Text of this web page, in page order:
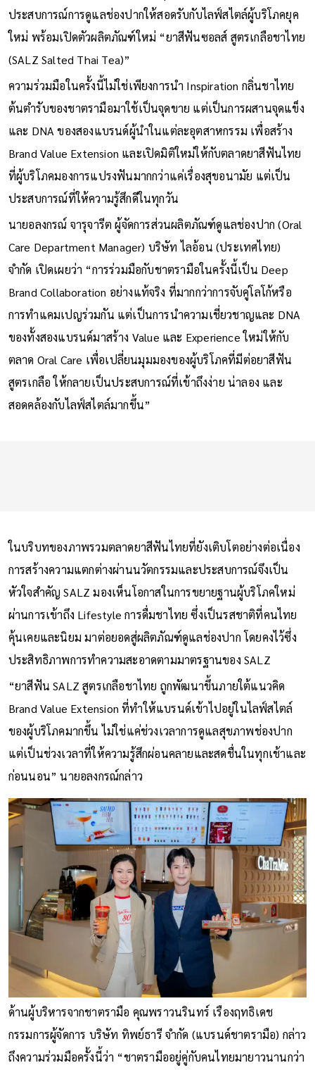
ประสบการณ์การดูแลช่องปากให้สอดรับกับไลฟ์สไตล์ผู้บริโภคยุค
ใหม่ พร้อมเปิดตัวผลิตภัณฑ์ใหม่ “ยาสีฟันซอลส์ สูตรเกลือชาไทย
(SALZ Salted Thai Tea)”
ความร่วมมือในครั้งนี้ไม่ใช่เพียงการนำ Inspiration กลิ่นชาไทย
ต้นตำรับของชาตรามือมาใช้เป็นจุดขาย แต่เป็นการผสานจุดแข็ง
และ DNA ของสองแบรนด์ผู้นำในแต่ละอุตสาหกรรม เพื่อสร้าง
Brand Value Extension และเปิดมิติใหม่ให้กับตลาดยาสีฟันไทย
ที่ผู้บริโภคมองการแปรงฟันมากกว่าแค่เรื่องสุขอนามัย แต่เป็น
ประสบการณ์ที่ให้ความรู้สึกดีในทุกวัน
นายอลงกรณ์ จารุจารีต ผู้จัดการส่วนผลิตภัณฑ์ดูแลช่องปาก (Oral
Care Department Manager) บริษัท ไลอ้อน (ประเทศไทย)
จำกัด เปิดเผยว่า “การร่วมมือกับชาตรามือในครั้งนี้เป็น Deep
Brand Collaboration อย่างแท้จริง ที่มากกว่าการจับคู่โลโก้หรือ
การทำแคมเปญร่วมกัน แต่เป็นการนำความเชี่ยวชาญและ DNA
ของทั้งสองแบรนด์มาสร้าง Value และ Experience ใหม่ให้กับ
ตลาด Oral Care เพื่อเปลี่ยนมุมมองของผู้บริโภคที่มีต่อยาสีฟัน
สูตรเกลือ ให้กลายเป็นประสบการณ์ที่เข้าถึงง่าย น่าลอง และ
สอดคล้องกับไลฟ์สไตล์มากขึ้น”
ในบริบทของภาพรวมตลาดยาสีฟันไทยที่ยังเติบโตอย่างต่อเนื่อง
การสร้างความแตกต่างผ่านนวัตกรรมและประสบการณ์จึงเป็น
หัวใจสำคัญ SALZ มองเห็นโอกาสในการขยายฐานผู้บริโภคใหม่
ผ่านการเข้าถึง Lifestyle การดื่มชาไทย ซึ่งเป็นรสชาติที่คนไทย
คุ้นเคยและนิยม มาต่อยอดสู่ผลิตภัณฑ์ดูแลช่องปาก โดยคงไว้ซึ่ง
ประสิทธิภาพการทำความสะอาดตามมาตรฐานของ SALZ
“ยาสีฟัน SALZ สูตรเกลือชาไทย ถูกพัฒนาขึ้นภายใต้แนวคิด
Brand Value Extension ที่ทำให้แบรนด์เข้าไปอยู่ในไลฟ์สไตล์
ของผู้บริโภคมากขึ้น ไม่ใช่แค่ช่วงเวลาการดูแลสุขภาพช่องปาก
แต่เป็นช่วงเวลาที่ให้ความรู้สึกผ่อนคลายและสดชื่นในทุกเช้าและ
ก่อนนอน” นายอลงกรณ์กล่าว
ด้านผู้บริหารจากชาตรามือ คุณพราวนรินทร์ เรืองฤทธิเดช
กรรมการผู้จัดการ บริษัท ทิพย์ธารี จำกัด (แบรนด์ชาตรามือ) กล่าว
ถึงความร่วมมือครั้งนี้ว่า “ชาตรามืออยู่คู่กับคนไทยมายาวนานกว่า